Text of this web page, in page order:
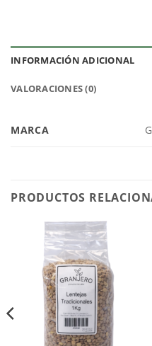
INFORMACIÓN ADICIONAL
VALORACIONES (0)
MARCA
PRODUCTOS